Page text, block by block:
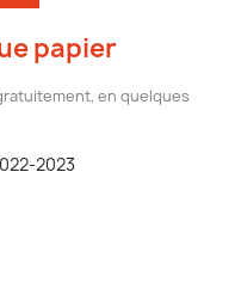
papier
en quelques